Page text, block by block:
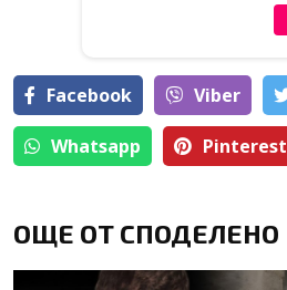
Facebook Viber
Whatsapp Pinterest
ОЩЕ ОТ СПОДЕЛЕНО